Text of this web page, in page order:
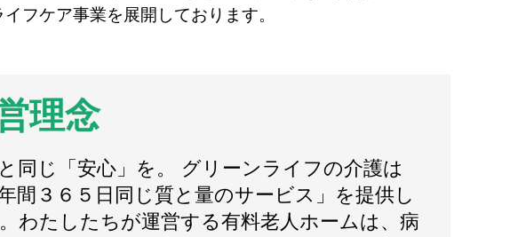
フケア事業を展開しております。
理念
同じ「安心」を。 グリーンライフの介護は
年間３６５日同じ質と量のサービス」を提供し
わたしたちが運営する有料老人ホームは、病